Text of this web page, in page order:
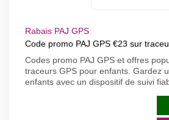
Rabais PAJ GPS
Code promo PAJ GPS €23 sur
Codes promo PAJ GPS et offres
traceurs GPS pour enfants. Gardez
enfants avec un dispositif de suivi